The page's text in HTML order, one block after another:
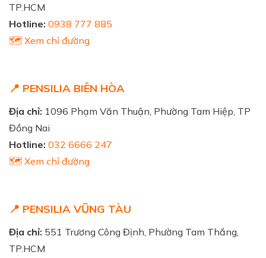
TP.HCM
Hotline: 0938 777 885
🗺️ Xem chỉ đường
📍 PENSILIA BIÊN HÒA
Địa chỉ: 1096 Phạm Văn Thuận, Phường Tam Hiệp, TP
Đồng Nai
Hotline: 032 6666 247
🗺️ Xem chỉ đường
📍 PENSILIA VŨNG TÀU
Địa chỉ: 551 Trương Công Định, Phường Tam Thắng,
TP.HCM